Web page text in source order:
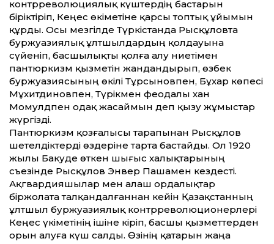
контрреволюциялық күштердің бастарын
біріктіріп, Кеңес өкіметіне қарсы топтық ұйымын
құрды. Осы мезгілде Түркістанда Рысқұловта
буржуазиялық ұлтшылдардың қолдауына
сүйеніп, басшылықты қолға алу ниетімен
пантюркизм қызметін жандандырып, өзбек
буржуазиясының өкілі Тұрсыновпен, Бұхар көпесі
Мұхитдиновпен, Түрікмен феодалы хан
Момулдпен одақ жасаймын деп қызу жұмыстар
жүргізді.
Пантюркизм қозғалысы тарапынан Рысқұлов
шетелдіктерді өздеріне тарта бастайды. Ол 1920
жылы Бакуде өткен шығыс халықтарының
съезінде Рысқұлов Энвер Пашамен кездесті.
Ақгвардияшылар мен алаш ордалықтар
біржолата талқандалғаннан ке­йін­ Қазақстанның
ұлтшыл буржуа­зиялық контрреволюционерлері
Кеңес үкіметінің ішіне кіріп, басшы қызметтерден
орын алуға күш салды. Өзінің қатарын жаңа